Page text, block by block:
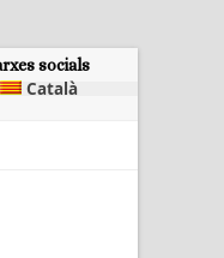
socials
Català